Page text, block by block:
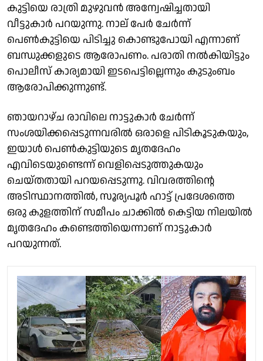
കുട്ടിയെ രാത്രി മുഴുവന്‍ അന്വേഷിച്ചതായി
വീട്ടുകാര്‍ പറയുന്നു. നാല് പേര്‍ ചേര്‍ന്ന്
പെണ്‍കുട്ടിയെ പിടിച്ചു കൊണ്ടുപോയി എന്നാണ്
ബന്ധുക്കളുടെ ആരോപണം. പരാതി നല്‍കിയിട്ടും
പൊലീസ് കാര്യമായി ഇടപെട്ടില്ലെന്നും കുടുംബം
ആരോപിക്കുന്നുണ്ട്.
ഞായറാഴ്ച രാവിലെ നാട്ടുകാര്‍ ചേര്‍ന്ന്
സംശയിക്കപ്പെടുന്നവരില്‍ ഒരാളെ പിടികൂടുകയും,
ഇയാള്‍ പെണ്‍കുട്ടിയുടെ മൃതദേഹം
എവിടെയുണ്ടെന്ന് വെളിപ്പെടുത്തുകയും
ചെയ്തതായി പറയപ്പെടുന്നു. വിവരത്തിന്റെ
അടിസ്ഥാനത്തില്‍, സൂര്യപൂര്‍ ഹാട്ട് പ്രദേശത്തെ
ഒരു കുളത്തിന് സമീപം ചാക്കില്‍ കെട്ടിയ നിലയില്‍
മൃതദേഹം കണ്ടെത്തിയെന്നാണ് നാട്ടുകാര്‍
പറയുന്നത്.